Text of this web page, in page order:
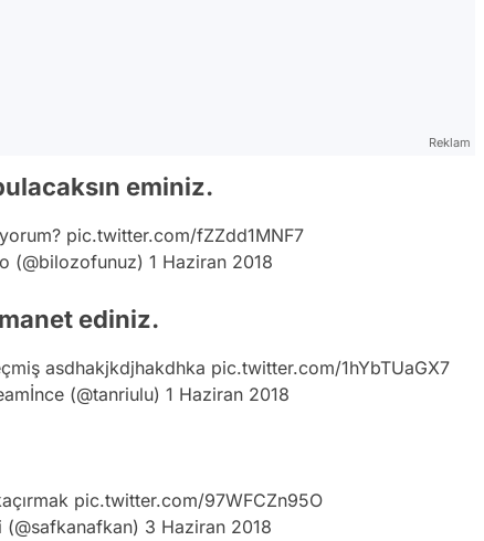
Reklam
eminiz.
pic.twitter.com/fZZdd1MNF7
(@bilozofunuz) 1 Haziran 2018
ediniz.
asdhakjkdjhakdhka pic.twitter.com/1hYbTUaGX7
(@tanriulu) 1 Haziran 2018
pic.twitter.com/97WFCZn95O
3 Haziran 2018